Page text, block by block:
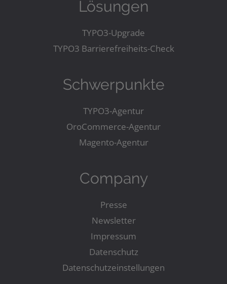
Lösungen
TYPO3-Upgrade
TYPO3 Barrierefreiheits-Check
Schwerpunkte
TYPO3-Agentur
OroCommerce-Agentur
Magento-Agentur
Company
Presse
Newsletter
Impressum
Datenschutz
Datenschutzeinstellungen